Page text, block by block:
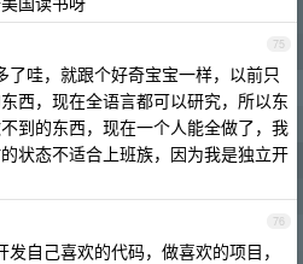
75
了哇，就跟个好奇宝宝一样，以前只
西，现在全语言都可以研究，所以东
到的东西，现在一个人能全做了，我
状态不适合上班族，因为我是独立开
76
自己喜欢的代码，做喜欢的项目，